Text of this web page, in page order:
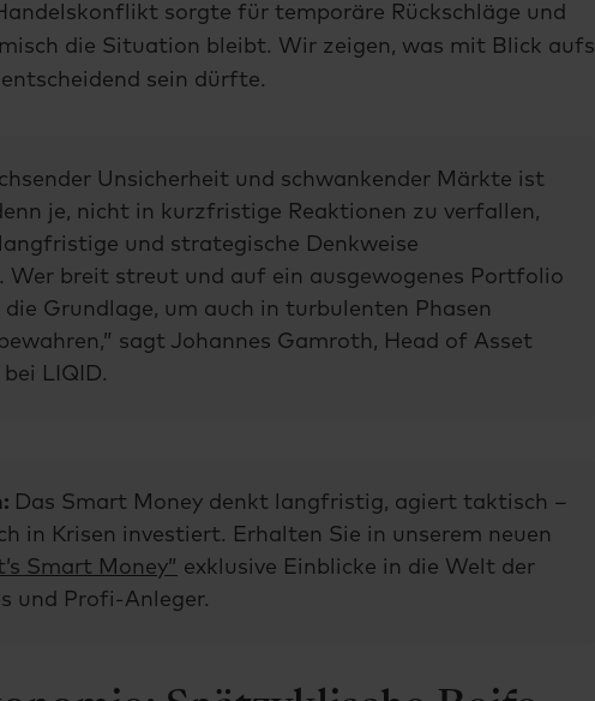
sorgte für temporäre Rückschläge und
die Situation bleibt. Wir zeigen, was mit Blick aufs
sein dürfte.
Unsicherheit und schwankender Märkte ist
je, nicht in kurzfristige Reaktionen zu verfallen,
und strategische Denkweise
Wer breit streut und auf ein ausgewogenes Portfolio
Grundlage, um auch in turbulenten Phasen
sagt Johannes Gamroth, Head of Asset
LIQID.
Das Smart Money denkt langfristig, agiert taktisch –
in Krisen investiert. Erhalten Sie in unserem neuen
Smart Money” exklusive Einblicke in die Welt der
und Profi-Anleger.